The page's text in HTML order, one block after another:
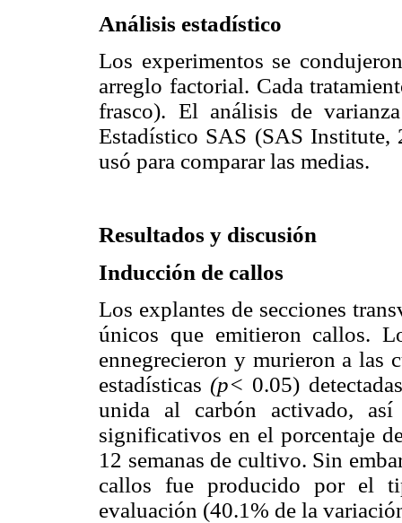
Análisis estadístico
Los experimentos se
arreglo factorial. Cada
frasco). El análisis de
Estadístico SAS (SAS
usó para comparar las medias.
Resultados y discusión
Inducción de callos
Los explantes de secciones
únicos que emitieron callos.
ennegrecieron y murieron a las
estadísticas(p< 0.05)
unida al carbón activado,
significativos en el porcentaje
12 semanas de cultivo. Sin
callos fue producido por el
evaluación (40.1% de la